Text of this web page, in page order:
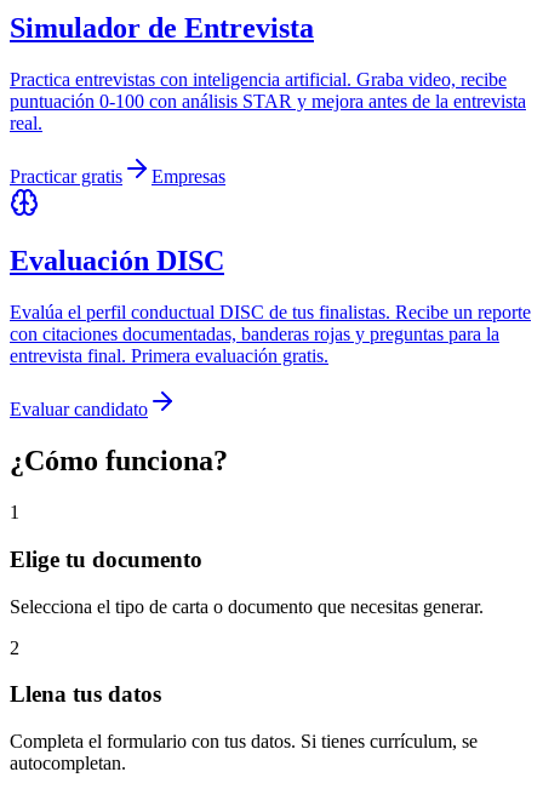
Simulador de Entrevista
Practica entrevistas con inteligencia artificial. Graba video, recibe
puntuación 0-100 con análisis STAR y mejora antes de la entrevista
real.
Practicar gratis Empresas
Evaluación DISC
Evalúa el perfil conductual DISC de tus finalistas. Recibe un reporte
con citaciones documentadas, banderas rojas y preguntas para la
entrevista final. Primera evaluación gratis.
Evaluar candidato
¿Cómo funciona?
1
Elige tu documento
Selecciona el tipo de carta o documento que necesitas generar.
2
Llena tus datos
Completa el formulario con tus datos. Si tienes currículum, se
autocompletan.